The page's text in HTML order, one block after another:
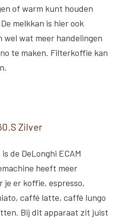
of warm kunt houden
melkkan is hier ook
wel wat meer handelingen
te maken. Filterkoffie kan
Zilver
de DeLonghi ECAM
heeft meer
je er koffie, espresso,
caffé latte, caffé lungo
Bij dit apparaat zit juist